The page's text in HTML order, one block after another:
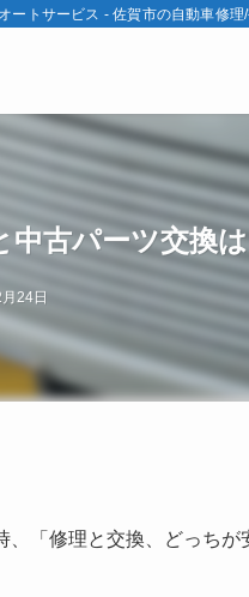
ートサービス - 佐賀市の自動車修理
中古パーツ交換
24日
、「修理と交換、どっち